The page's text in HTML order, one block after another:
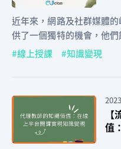
近年來，網路及社群媒體
供了一個獨特的機會，他們
和技能。花藝課程也不例外…
線上授課 知識變現
值